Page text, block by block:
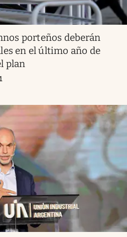
porteños deberán
en el último año de
plan